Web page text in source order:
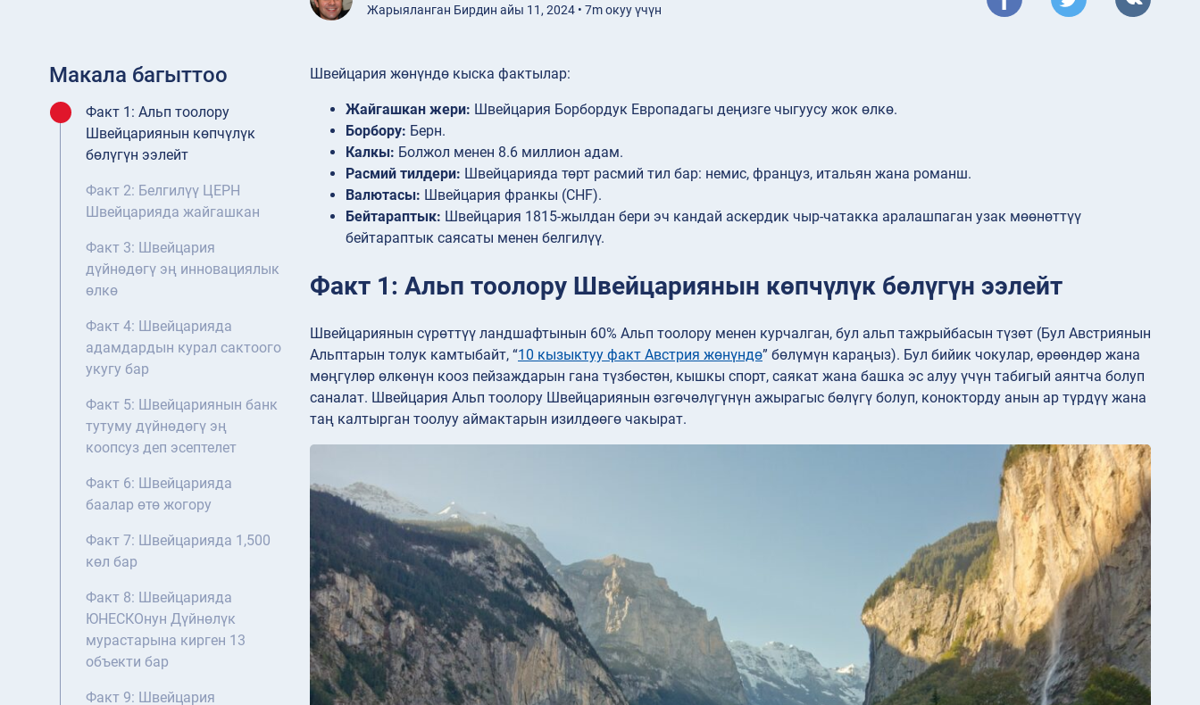
Жарыяланган Бирдин айы 11, 2024 • 7m окуу үчүн
Макала багыттоо
Факт 1: Альп тоолору
Швейцариянын көпчүлүк
бөлүгүн ээлейт
Факт 2: Белгилүү ЦЕРН
Швейцарияда жайгашкан
Факт 3: Швейцария
дүйнөдөгү эң инновациялык
өлкө
Факт 4: Швейцарияда
адамдардын курал сактоого
укугу бар
Факт 5: Швейцариянын банк
тутуму дүйнөдөгү эң
коопсуз деп эсептелет
Факт 6: Швейцарияда
баалар өтө жогору
Факт 7: Швейцарияда 1,500
көл бар
Факт 8: Швейцарияда
ЮНЕСКОнун Дүйнөлүк
мурастарына кирген 13
объекти бар
Факт 9: Швейцария
Швейцария жөнүндө кыска фактылар:
Жайгашкан жери: Швейцария Борбордук Европадагы деңизге чыгуусу жок өлкө.
Борбору: Берн.
Калкы: Болжол менен 8.6 миллион адам.
Расмий тилдери: Швейцарияда төрт расмий тил бар: немис, француз, итальян жана романш.
Валютасы: Швейцария франкы (CHF).
Бейтараптык: Швейцария 1815-жылдан бери эч кандай аскердик чыр-чатакка аралашпаган узак мөөнөттүү
бейтараптык саясаты менен белгилүү.
Факт 1: Альп тоолору Швейцариянын көпчүлүк бөлүгүн ээлейт
Швейцариянын сүрөттүү ландшафтынын 60% Альп тоолору менен курчалган, бул альп тажрыйбасын түзөт (Бул Австриянын
Альптарын толук камтыбайт, “10 кызыктуу факт Австрия жөнүндө” бөлүмүн караңыз). Бул бийик чокулар, өрөөндөр жана
мөңгүлөр өлкөнүн кооз пейзаждарын гана түзбөстөн, кышкы спорт, саякат жана башка эс алуу үчүн табигый аянтча болуп
саналат. Швейцария Альп тоолору Швейцариянын өзгөчөлүгүнүн ажырагыс бөлүгү болуп, конокторду анын ар түрдүү жана
таң калтырган тоолуу аймактарын изилдөөгө чакырат.